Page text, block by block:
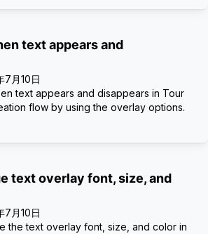
text appears and
7月10日
text appears and disappears in Tour
flow by using the overlay options.
text overlay font, size, and
7月10日
the text overlay font, size, and color in